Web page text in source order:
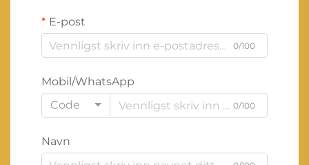
E-post
0/100
Mobil/WhatsApp
Code
0/100
Navn